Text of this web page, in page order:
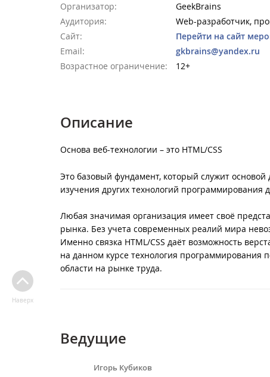
Организатор:
GeekBrains
Аудитория:
Web-разработчик,
Сайт:
Перейти на сайт
Email:
gkbrains@yandex.ru
Возрастное ограничение:
12+
Описание
Основа веб-технологии – это HTML/CSS
Это базовый фундамент, который служит
изучения других технологий программирования
Любая значимая организация имеет своё
рынка. Без учета современных реалий мира
Именно связка HTML/CSS даёт возможность
на данном курсе технология программирования
области на рынке труда.
Ведущие
Игорь Кубиков
Наверх